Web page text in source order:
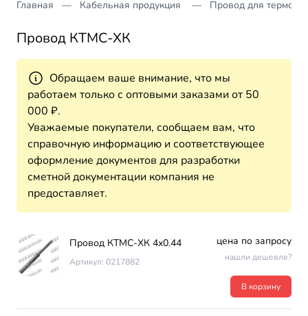
Главная Кабельная продукция Провод для
Провод КТМС-ХК
Обращаем ваше внимание, что мы
работаем только с оптовыми заказами от 50
000 ₽.
Уважаемые покупатели, сообщаем вам, что
справочную информацию и соответствующее
оформление документов для разработки
сметной документации компания не
предоставляет.
Провод КТМС-ХК 4х0.44
Артикул: 0217882
цена по запросу
нашли дешевле?
В корзину